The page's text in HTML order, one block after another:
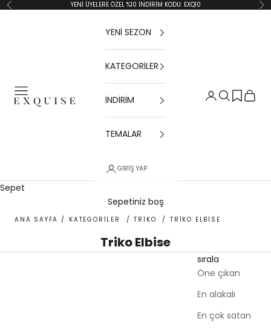
İçeriğe geç
Geri YENİ ÜYELERE ÖZEL %10 İNDİRİM KODU: EXQ10
Menü
Exquise TR
Giriş Yap
Ara Sepet
YENİ SEZON
KATEGORİLER
İNDİRİM
TEMALAR
GIRIŞ YAP
Sepet
Sepetiniz boş
ANA SAYFA / KATEGORİLER / TRİKO / TRİKO ELBİSE
Triko Elbise
sırala
Öne çıkan
En alakalı
En çok satan